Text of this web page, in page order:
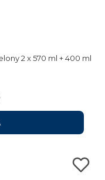
2 x 570 ml + 400 ml